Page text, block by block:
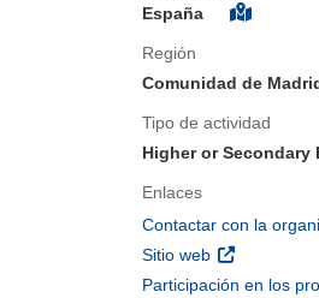
España
Región
Comunidad de
Tipo de actividad
Higher or
Enlaces
Contactar con la
Sitio web (se abrirá en
Participación en los